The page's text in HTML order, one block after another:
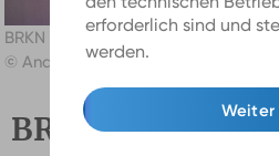
erforderlich sind und
werden.
Weiter
BRKN auf dem Sommerkult 2024
© Andreas Meske
BRKN